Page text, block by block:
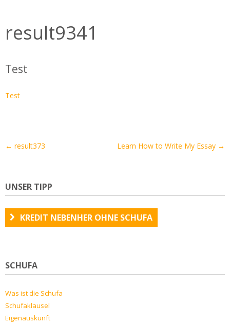
result9341
Test
Test
Artikel-
← result373 Learn How to Write My Essay →
UNSER TIPP
KREDIT NEBENHER OHNE SCHUFA
SCHUFA
Was ist die Schufa
Schufaklausel
Eigenauskunft